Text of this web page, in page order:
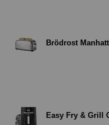
Brödrost
Easy Fry & Grill